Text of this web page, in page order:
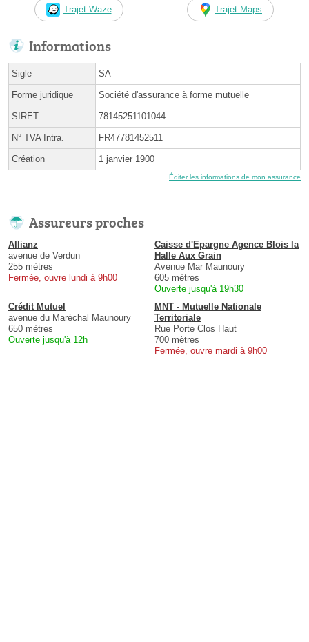
Trajet Waze Trajet Maps
Informations
Sigle SA
Forme juridique Société d'assurance à forme mutuelle
SIRET 78145251101044
N° TVA Intra. FR47781452511
Création 1 janvier 1900
Éditer les informations de mon assurance
Assureurs proches
Allianz
avenue de Verdun
255 mètres
Fermée, ouvre lundi à 9h00
Caisse d'Epargne Agence Blois la
Halle Aux Grain
Avenue Mar Maunoury
605 mètres
Ouverte jusqu'à 19h30
Crédit Mutuel
avenue du Maréchal Maunoury
650 mètres
Ouverte jusqu'à 12h
MNT - Mutuelle Nationale
Territoriale
Rue Porte Clos Haut
700 mètres
Fermée, ouvre mardi à 9h00